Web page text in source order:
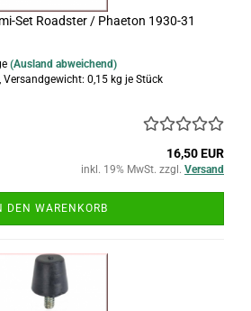
Set Roadster / Phaeton 1930-31
(Ausland abweichend)
Versandgewicht: 0,15 kg je Stück
16,50 EUR
inkl. 19% MwSt. zzgl. Versand
DEN WARENKORB